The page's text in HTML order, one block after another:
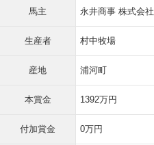
馬主 永井商事 株式会社
生産者 村中牧場
産地 浦河町
本賞金 1392万円
付加賞金 0万円